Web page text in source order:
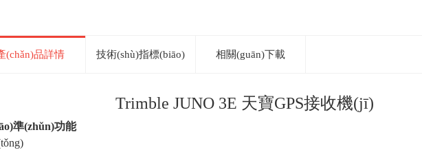
(chǎn)品詳情 技術(shù)指標(biāo) 相關(guān)下載
JUNO 3E 天寶GPS接收機(jī)
準(zhǔn)功能